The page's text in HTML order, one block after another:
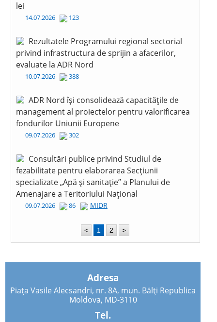
lei
14.07.2026 123
Rezultatele Programului regional sectorial
privind infrastructura de sprijin a afacerilor,
evaluate la ADR Nord
10.07.2026 388
ADR Nord își consolidează capacitățile de
management al proiectelor pentru valorificarea
fondurilor Uniunii Europene
09.07.2026 302
Consultări publice privind Studiul de
fezabilitate pentru elaborarea Secțiunii
specializate „Apă și sanitație” a Planului de
Amenajare a Teritoriului Național
09.07.2026 86 MIDR
< 1 2 >
Adresa
Piața Vasile Alecsandri, nr. 8A, mun. Bălți Republica
Moldova, MD-3110
Tel.